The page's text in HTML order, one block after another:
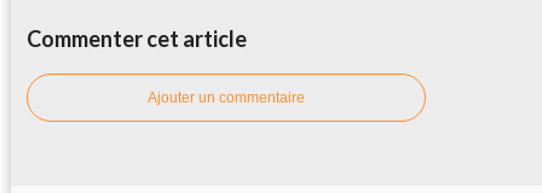
Commenter cet article
Ajouter un commentaire